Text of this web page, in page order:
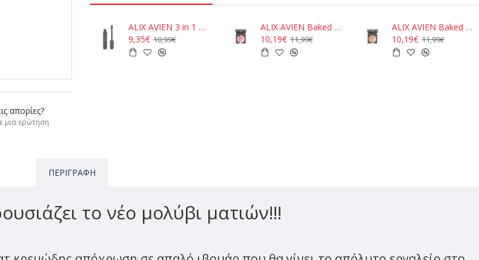
απορίες?
μια ερώτηση
ALIX AVIEN 3 in 1 Black Mascara 10ml
9,35€ 10,99€
ALIX AVIEN Baked Blush - 102 Dirty Rose 11gr
10,19€ 11,99€
ALIX AVIEN Baked Blush - 103 Sparkling Cinnamon 11gr
10,19€ 11,99€
ΠΕΡΙΓΡΑΦΉ
το νέο μολύβι ματιών!!!